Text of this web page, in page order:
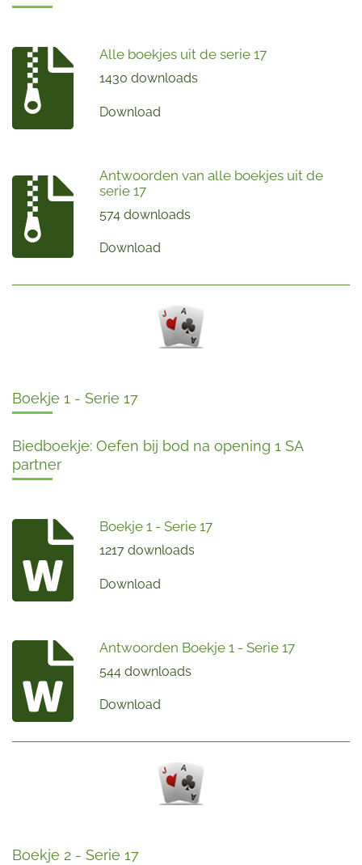
Alle boekjes uit de serie 17
1430 downloads
Download
Antwoorden van alle boekjes uit de
serie 17
574 downloads
Download
Boekje 1 - Serie 17
Biedboekje: Oefen bij bod na opening 1 SA
partner
Boekje 1 - Serie 17
1217 downloads
Download
Antwoorden Boekje 1 - Serie 17
544 downloads
Download
Boekje 2 - Serie 17